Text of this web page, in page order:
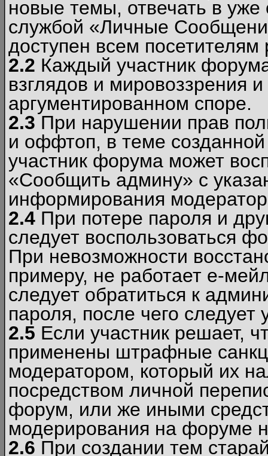
новые темы, отвечать в
службой «Личные
доступен всем посетителям
2.2 Каждый участник
взглядов и мировоззрения
аргументированном споре.
2.3 При нарушении прав
и оффтоп, в теме
участник форума может
«Сообщить админу» с
информирования
2.4 При потере пароля и
следует воспользоваться
При невозможности
примеру, не работает е-
следует обратиться к
пароля, после чего следует
2.5 Если участник решает,
применены штрафные
модератором, который их
посредством личной
форум, или же иными
модерирования на форуме
2.6 При создании тем